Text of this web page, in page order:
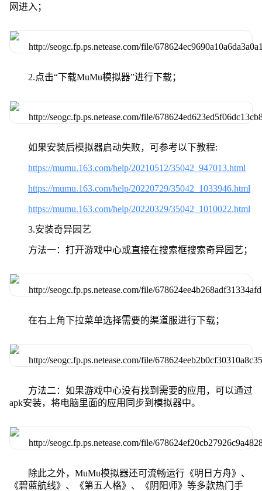
网进入；
2.点击“下载MuMu模拟器”进行下载；
如果安装后模拟器启动失败，可参考以下教程:
https://mumu.163.com/help/20210512/35042_947013.html
https://mumu.163.com/help/20220729/35042_1033946.html
https://mumu.163.com/help/20220329/35042_1010022.html
3.安装奇异园艺
方法一：打开游戏中心或直接在搜索框搜索奇异园艺；
在右上角下拉菜单选择需要的渠道服进行下载；
方法二：如果游戏中心没有找到需要的应用，可以通过
apk安装，将电脑里面的应用同步到模拟器中。
除此之外，MuMu模拟器还可流畅运行《明日方舟》、
《碧蓝航线》、《第五人格》、《阴阳师》等多款热门手